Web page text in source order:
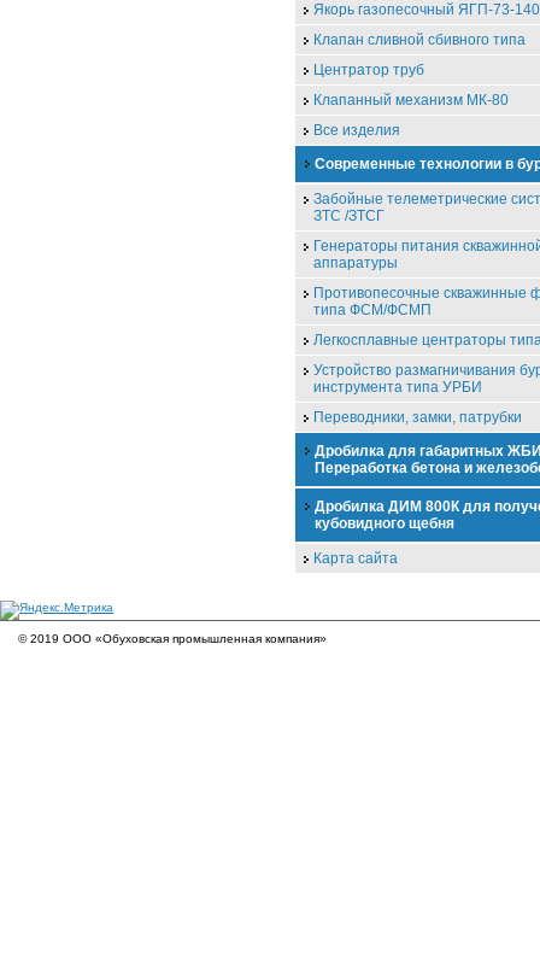
Якорь газопесочный ЯГП-73-140
Клапан сливной сбивного типа
Центратор труб
Клапанный механизм МК-80
Все изделия
Современные технологии в
Забойные телеметрические
ЗТС /ЗТСГ
Генераторы питания
аппаратуры
Противопесочные скважинные
типа ФСМ/ФСМП
Легкосплавные центраторы
Устройство размагничивания
инструмента типа УРБИ
Переводники, замки, патрубки
Дробилка для габаритных
Переработка бетона и
Дробилка ДИМ 800К для
кубовидного щебня
Карта сайта
© 2019 ООО «Обуховская промышленная компания»